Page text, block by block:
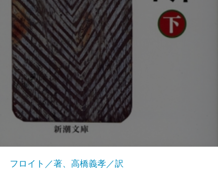
フロイト／著、高橋義孝／訳